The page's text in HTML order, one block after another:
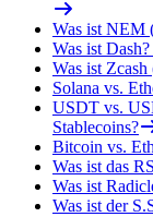
Was ist NEM
Was ist
Was ist
Solana vs.
USDT vs.
Stablecoins?
Bitcoin vs.
Was ist das
Was ist
Was ist der